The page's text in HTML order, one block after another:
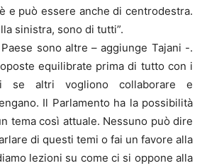
e può essere anche di centrodestra.
sinistra, sono di tutti”.
sono altre – aggiunge Tajani -.
equilibrate prima di tutto con i
se altri vogliono collaborare e
Il Parlamento ha la possibilità
tema così attuale. Nessuno può dire
di questi temi o fai un favore alla
lezioni su come ci si oppone alla